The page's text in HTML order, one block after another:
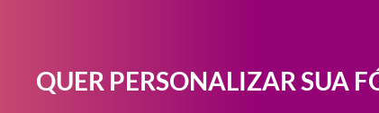
QUER PERSONALIZAR SUA